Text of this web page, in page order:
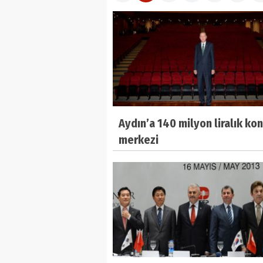
Aydın’a 140 milyon liralık
merkezi